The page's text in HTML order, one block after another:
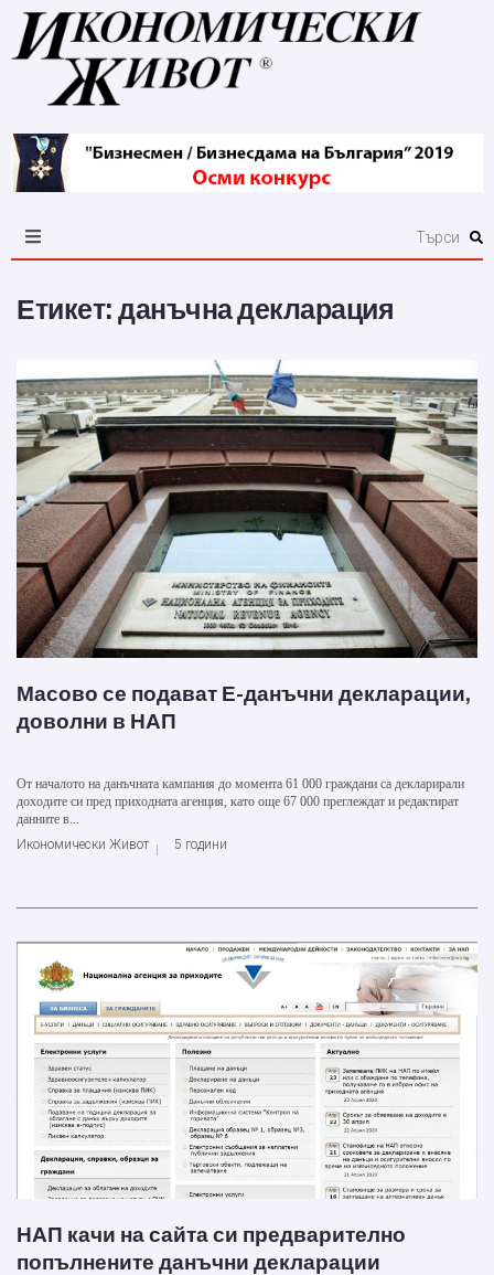
Етикет: данъчна декларация
Масово се подават Е-данъчни декларации,
доволни в НАП
От началото на данъчната кампания до момента 61 000 граждани са декларирали
доходите си пред приходната агенция, като още 67 000 преглеждат и редактират
данните в...
Икономически Живот
5 години
НАП качи на сайта си предварително
попълнените данъчни декларации